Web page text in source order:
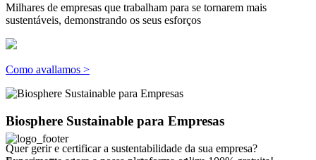
Milhares de empresas que trabalham para se tornarem mais
sustentáveis, demonstrando os seus esforços
Como avallamos >
Biosphere Sustainable para Empresas
Quer gerir e certificar a sustentabilidade da sua empresa?